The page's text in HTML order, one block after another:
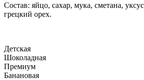
Состав: яйцо, сахар, мука, сметана,
грецкий орех.
Детская
Шоколадная
Премиум
Банановая